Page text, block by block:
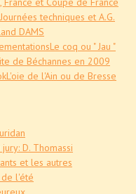
Journées techniques et A.G.
DAMS
Le coq ou " Jau "
de Béchannes en 2009
L'oie de l'Ain ou de Bresse
D. Thomassi
et les autres
l'été